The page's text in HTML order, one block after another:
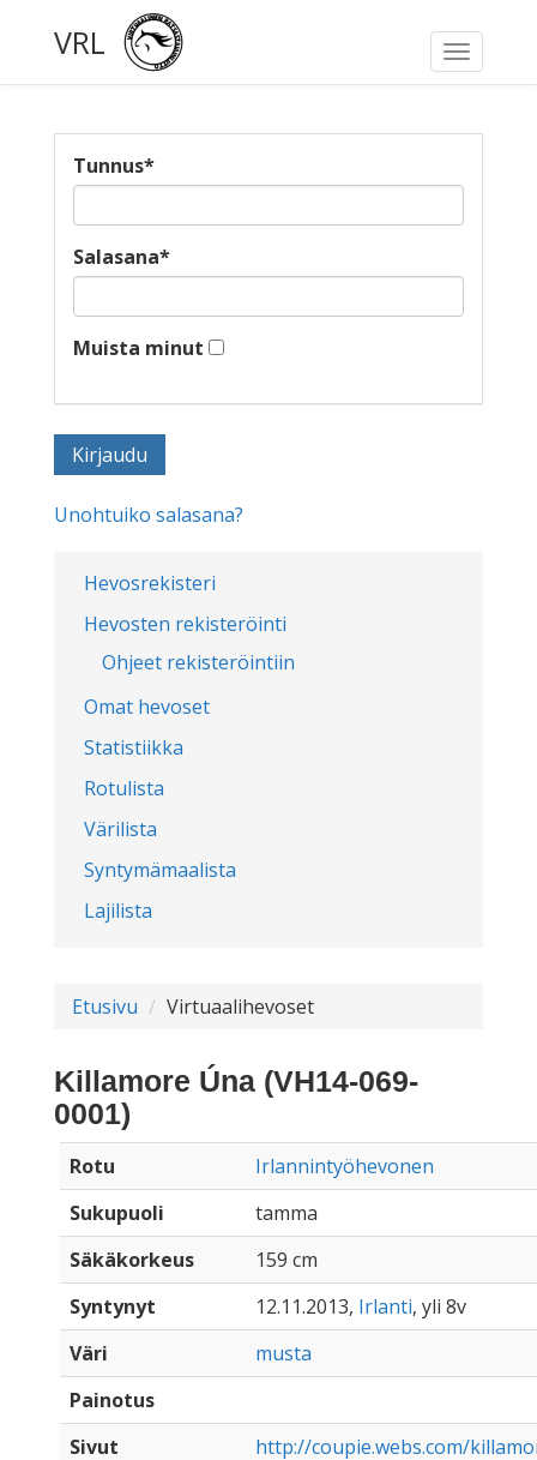
Toggle
VRL
Hevosrekisteri
Hevosten rekisteröinti
Ohjeet rekisteröintiin
Omat hevoset
Statistiikka
Rotulista
Värilista
Syntymämaalista
Lajilista
Tunnus*
Salasana*
Muista minut
Unohtuiko salasana?
Etusivu Virtuaalihevoset
Killamore Úna (VH14-069-
0001)
Rotu
Irlannintyöhevonen
Sukupuoli
tamma
Säkäkorkeus
159 cm
Syntynyt
12.11.2013, Irlanti, yli 8v
Väri
musta
Painotus
Sivut
http://coupie.webs.com/